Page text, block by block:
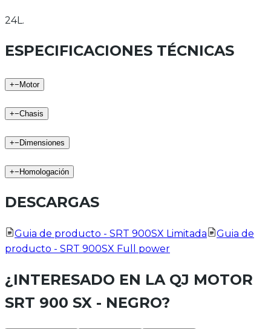
24L.
ESPECIFICACIONES TÉCNICAS
+− Motor
+−Chasis
+− Dimensiones
+−Homologación
DESCARGAS
Guia de producto - SRT 900SX Limitada
Guia de
producto - SRT 900SX Full power
¿INTERESADO EN LA QJ MOTOR
SRT 900 SX - NEGRO?